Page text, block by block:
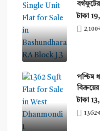
টাকা
2,100
পশ্চিম
টাকা
1362